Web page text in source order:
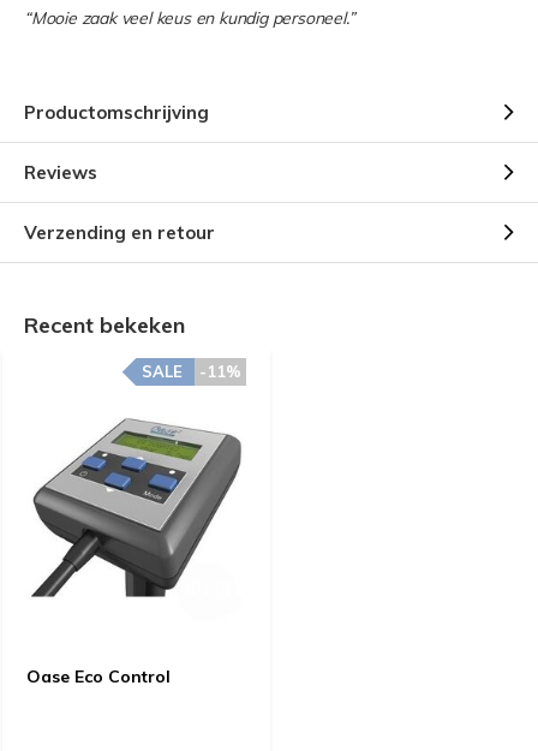
“Mooie zaak veel keus en kundig personeel.”
Productomschrijving
Reviews
Verzending en retour
Recent bekeken
Oase Eco Control
-11%
SALE